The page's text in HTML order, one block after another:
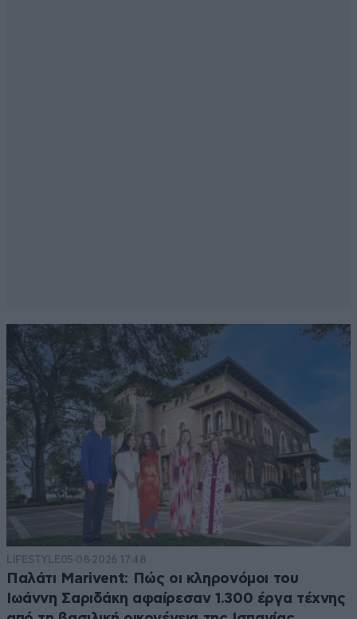
LIFESTYLE05·08·2026 17:48
Παλάτι Marivent: Πώς οι κληρονόμοι του
Ιωάννη Σαριδάκη αφαίρεσαν 1.300 έργα τέχνης